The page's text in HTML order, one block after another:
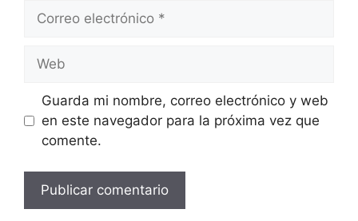
Correo
Web
Guarda mi nombre, correo electrónico y web
en este navegador para la próxima vez que
comente.